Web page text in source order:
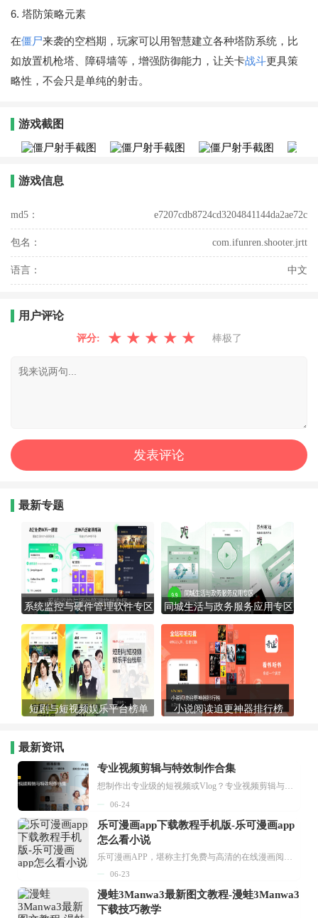
6. 塔防策略元素
在僵尸来袭的空档期，玩家可以用智慧建立各种塔防系统，比
如放置机枪塔、障碍墙等，增强防御能力，让关卡战斗更具策
略性，不会只是单纯的射击。
游戏截图
游戏信息
md5： e7207cdb8724cd3204841144da2ae72c
包名： com.ifunren.shooter.jrtt
语言： 中文
用户评论
评分: ★ ★ ★ ★ ★ 棒极了
最新专题
系统监控与硬件管理软件专区 同城生活与政务服务应用专区
短剧与短视频娱乐平台榜单 小说阅读追更神器排行榜
最新资讯
专业视频剪辑与特效制作合集
想制作出专业级的短视频或Vlog？专业视频剪辑与特效制作大全专题为你提供了从剪辑、抠像到特效包装的全套解决方案。无论是添加炫酷的片头、进行精准的视频抠图，还是制...
06-24
乐可漫画app下载教程手机版-乐可漫画app
怎么看小说
乐可漫画APP，堪称主打免费与高清的在线漫画阅读神器。其官方版提供海量完整版漫画资源，无论是国内漫画，还是日漫、韩漫、台漫、美漫等国外漫画，应有尽有，随时供你阅读。只需轻点一下，便能直接进入阅读界面。不仅如此，乐可漫画最新版本更新速度极快，在这里，你总能抢先看到全网一手漫画章节内容！...
06-23
漫蛙3Manwa3最新图文教程-漫蛙3Manwa3
下载技巧教学